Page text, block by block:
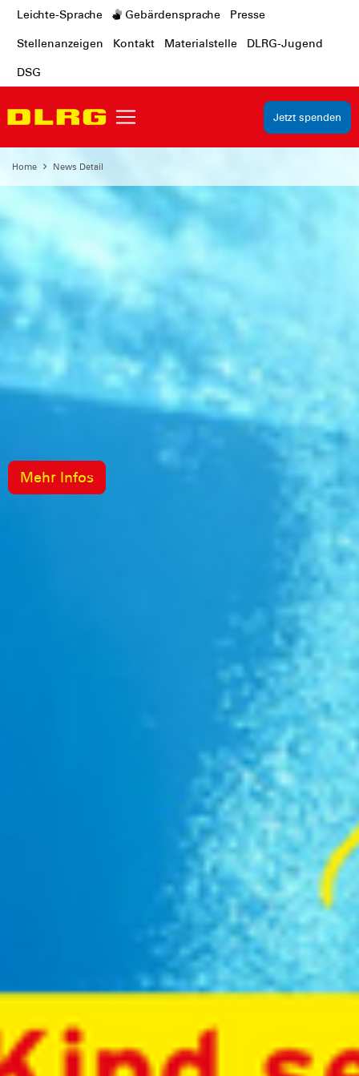
Leichte-Sprache Gebärdensprache Presse
Stellenanzeigen Kontakt Materialstelle DLRG-Jugend
DSG
Jetzt spenden
Home News Detail
Mehr Infos
Mehr erfahren